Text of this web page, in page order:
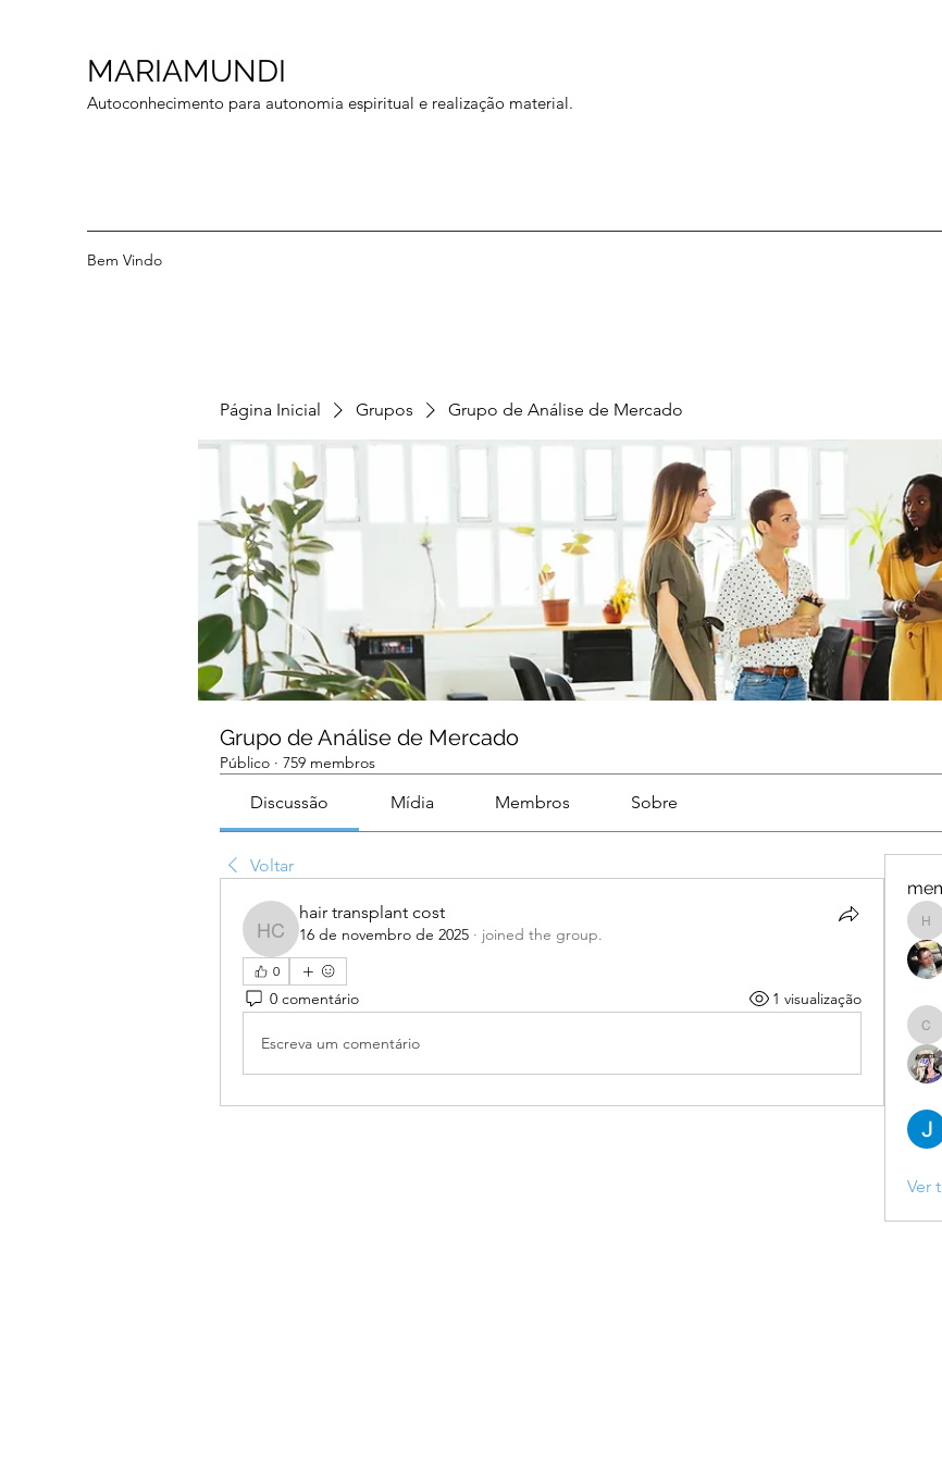
MARIAMUNDI
Autoconhecimento para autonomia espiritual e realização material.
Bem Vindo
Página Inicial Grupos Grupo de Análise de Mercado
Grupo de Análise de Mercado
Público · 759 membros
Discussão Mídia Membros Sobre
Voltar
hair transplant cost
hair transplant cost
16 de novembro de 2025 · joined the group.
0
0 comentário 1 visualização
Escreva um comentário
Ver